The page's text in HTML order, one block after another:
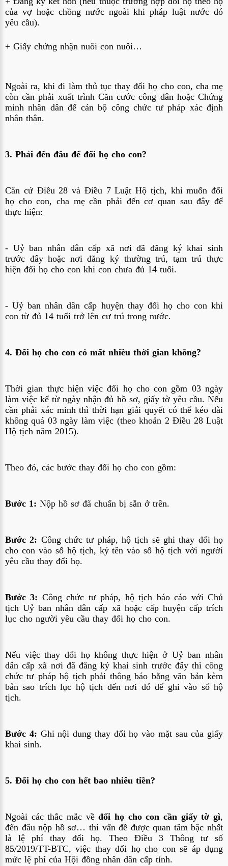
của vợ hoặc chồng nước ngoài khi pháp luật nước đó
yêu cầu).
+ Giấy chứng nhận nuôi con nuôi…
Ngoài ra, khi đi làm thủ tục thay đổi họ cho con, cha mẹ
còn cần phải xuất trình Căn cước công dân hoặc Chứng
minh nhân dân để cán bộ công chức tư pháp xác định
nhân thân.
3. Phải đến đâu để đổi họ cho con?
Căn cứ Điều 28 và Điều 7 Luật Hộ tịch, khi muốn đổi
họ cho con, cha mẹ cần phải đến cơ quan sau đây để
thực hiện:
- Uỷ ban nhân dân cấp xã nơi đã đăng ký khai sinh
trước đây hoặc nơi đăng ký thường trú, tạm trú thực
hiện đổi họ cho con khi con chưa đủ 14 tuổi.
- Uỷ ban nhân dân cấp huyện thay đổi họ cho con khi
con từ đủ 14 tuổi trở lên cư trú trong nước.
4. Đổi họ cho con có mất nhiều thời gian không?
Thời gian thực hiện việc đổi họ cho con gồm 03 ngày
làm việc kể từ ngày nhận đủ hồ sơ, giấy tờ yêu cầu. Nếu
cần phải xác minh thì thời hạn giải quyết có thể kéo dài
không quá 03 ngày làm việc (theo khoản 2 Điều 28 Luật
Hộ tịch năm 2015).
Theo đó, các bước thay đổi họ cho con gồm:
Bước 1: Nộp hồ sơ đã chuẩn bị sẵn ở trên.
Bước 2: Công chức tư pháp, hộ tịch sẽ ghi thay đổi họ
cho con vào sổ hộ tịch, ký tên vào sổ hộ tịch với người
yêu cầu thay đổi họ.
Bước 3: Công chức tư pháp, hộ tịch báo cáo với Chủ
tịch Uỷ ban nhân dân cấp xã hoặc cấp huyện cấp trích
lục cho người yêu cầu thay đổi họ cho con.
Nếu việc thay đổi họ không thực hiện ở Uỷ ban nhân
dân cấp xã nơi đã đăng ký khai sinh trước đây thì công
chức tư pháp hộ tịch phải thông báo bằng văn bản kèm
bản sao trích lục hộ tịch đến nơi đó để ghi vào sổ hộ
tịch.
Bước 4: Ghi nội dung thay đổi họ vào mặt sau của giấy
khai sinh.
5. Đổi họ cho con hết bao nhiêu tiền?
Ngoài các thắc mắc vềđổi họ cho con cần giấy tờ gì,
đến đâu nộp hồ sơ… thì vấn đề được quan tâm bậc nhất
là lệ phí thay đổi họ. Theo Điều 3 Thông tư số
85/2019/TT-BTC, việc thay đổi họ cho con sẽ áp dụng
mức lệ phí của Hội đồng nhân dân cấp tỉnh.